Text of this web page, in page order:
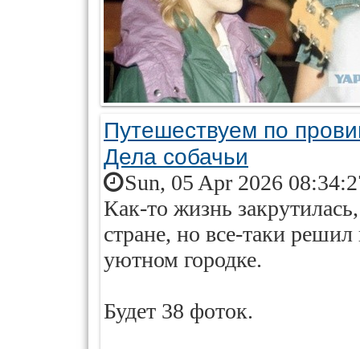
Путешествуем по
Дела собачьи
Sun, 05 Apr 2026
Как-то жизнь
стране, но все-таки
уютном городке.
Будет 38 фоток.